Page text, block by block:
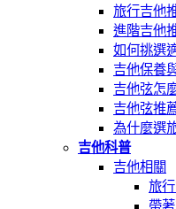
旅行吉他
進階吉他
如何挑選
吉他保養
吉他弦怎
吉他弦推
為什麼選
吉他科普
吉他相關
旅
帶